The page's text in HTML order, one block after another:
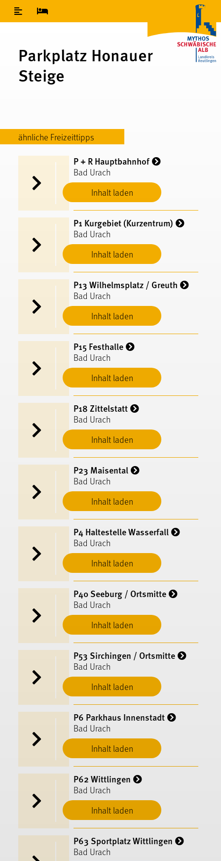
Inhaltsverzeichnis
Parkplatz Honauer
Steige
ähnliche Freizeittipps
Inhalt laden
P + R Hauptbahnhof
Bad Urach
Inhalt laden
P1 Kurgebiet (Kurzentrum)
Bad Urach
Inhalt laden
P13 Wilhelmsplatz / Greuth
Bad Urach
Inhalt laden
P15 Festhalle
Bad Urach
Inhalt laden
P18 Zittelstatt
Bad Urach
Inhalt laden
P23 Maisental
Bad Urach
Inhalt laden
P4 Haltestelle Wasserfall
Bad Urach
Inhalt laden
P40 Seeburg / Ortsmitte
Bad Urach
Inhalt laden
P53 Sirchingen / Ortsmitte
Bad Urach
Inhalt laden
P6 Parkhaus Innenstadt
Bad Urach
Inhalt laden
P62 Wittlingen
Bad Urach
P63 Sportplatz Wittlingen
Bad Urach